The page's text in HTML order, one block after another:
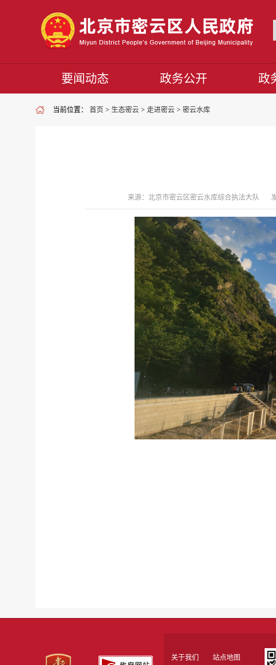
要闻动态 政务公开 政
当前位置： 首页 > 生态密云 > 走进密云 > 密云水库
来源：北京市密云区密云水库综合执法大队
关于我们 站点地图